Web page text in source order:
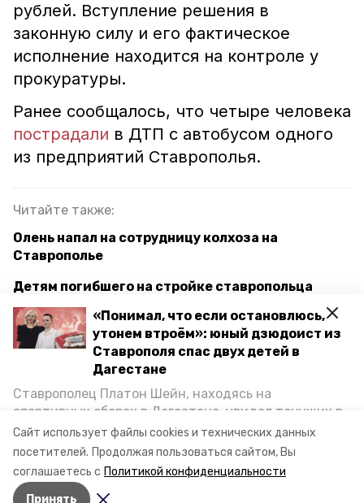
Сайт использует файлы cookies и технических данных
посетителей. Продолжая пользоваться сайтом, Вы
соглашаетесь с Политикой конфиденциальности
Принять
«Понимал, что если остановлюсь,
утонем втроём»: юный дзюдоист из
Ставрополя спас двух детей в
Дагестане
Ставрополец Платон Шейн, находясь на
спортивных сборах в Дегестане, увидел тонущих в
Каспийском море детей и бросился на помощь. По
возвращении домой, отважного мальчика
пригласили в министерство образования края и
наградили. Корреспондент «Победы26» пообщался
рублей. Вступление решения в
законную силу и его фактическое
исполнение находится на контроле у
прокуратуры.
Ранее сообщалось, что четыре человека
пострадали в ДТП с автобусом одного
из предприятий Ставрополья.
Читайте также:
Олень напал на сотрудницу колхоза на
Ставрополье
Детям погибшего на стройке ставропольца
выплатят 1 млн рублей компенсации
Пешеходный переход привели в порядок после
вмешательства прокуратуры в Арзгире
лермонтов несчастный случай
моральная компенсация прокуратура
Авторы: Вероника Николаева